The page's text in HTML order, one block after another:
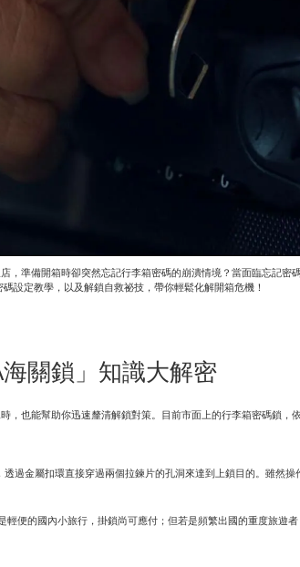
準備開箱時卻突然忘記行李箱密碼的崩潰情境？當面臨忘記密
設定教學，以及解鎖自救祕技，帶你輕鬆化解開箱危機！
關鎖」知識大解密
也能幫助你迅速釐清解鎖對策。目前市面上的行李箱密碼鎖，
金屬扣環直接穿過兩個拉鍊片的孔洞來達到上鎖目的。雖然
便的國內小旅行，掛鎖尚可應付；但若是頻繁出國的重度旅遊